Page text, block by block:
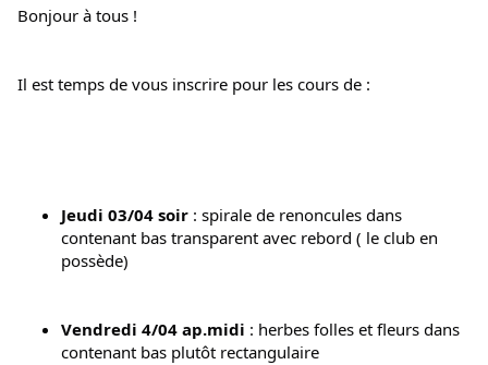
Bonjour à tous !
Il est temps de vous inscrire pour les cours de :
Jeudi 03/04 soir : spirale de renoncules dans
contenant bas transparent avec rebord ( le club en
possède)
Vendredi 4/04 ap.midi : herbes folles et fleurs dans
contenant bas plutôt rectangulaire